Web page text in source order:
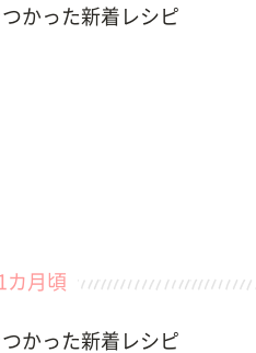
かった新着レシピ
カ月頃
かった新着レシピ